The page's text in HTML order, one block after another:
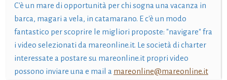
C'è un mare di opportunità per chi sogna una vacanza in
barca, magari a vela, in catamarano. E c'è un modo
fantastico per scoprire le migliori proposte: "navigare" fra
i video selezionati da mareonline.it. Le società di charter
interessate a postare su mareonline.it propri video
possono inviare una e mail a mareonline@mareonline.it